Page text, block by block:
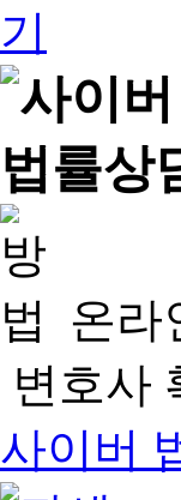
온라
변호사
사이버